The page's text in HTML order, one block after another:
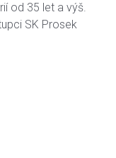
od 35 let a výš.
SK Prosek